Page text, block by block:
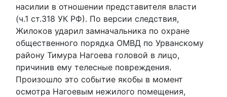
насилии в отношении представителя власти
(ч.1 ст.318 УК РФ). По версии следствия,
Жилоков ударил замначальника по охране
общественного порядка ОМВД по Урванскому
району Тимура Нагоева головой в лицо,
причинив ему телесные повреждения.
Произошло это событие якобы в момент
осмотра Нагоевым нежилого помещения,